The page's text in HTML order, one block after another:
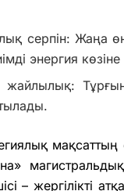
серпін: Жаңа
энергия
жайлылық:
мақсаттың
– жергілікті